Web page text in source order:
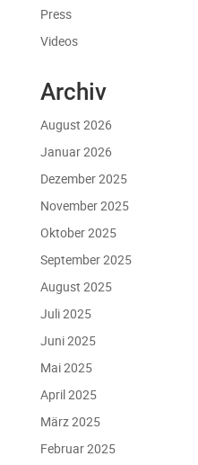
Press
Videos
Archiv
August 2026
Januar 2026
Dezember 2025
November 2025
Oktober 2025
September 2025
August 2025
Juli 2025
Juni 2025
Mai 2025
April 2025
März 2025
Februar 2025